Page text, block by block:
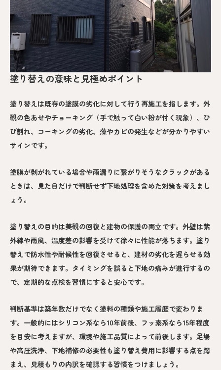
塗り替えの意味と見極めポイント
塗り替えは既存の塗膜の劣化に対して行う再施工を指します。外
観の色あせやチョーキング（手で触って白い粉が付く現象）、ひ
び割れ、コーキングの劣化、藻やカビの発生などが分かりやすい
サインです。
塗膜が剥がれている場合や雨漏りに繋がりそうなクラックがある
ときは、見た目だけで判断せず下地処理を含めた対策を考えまし
ょう。
塗り替えの目的は美観の回復と建物の保護の両立です。外壁は紫
外線や雨風、温度差の影響を受けて徐々に性能が落ちます。塗り
替えで防水性や耐候性を回復させると、建材の劣化を遅らせる効
果が期待できます。タイミングを誤ると下地の痛みが進行するの
で、定期的な点検を習慣にすると安心です。
判断基準は築年数だけでなく塗料の種類や施工履歴で変わりま
す。一般的にはシリコン系なら10年前後、フッ素系なら15年程度
を目安に考えますが、環境や施工品質によって前後します。足場
や高圧洗浄、下地補修の必要性も塗り替え費用に影響する点を踏
まえ、見積もりの内訳を確認する習慣をつけましょう。